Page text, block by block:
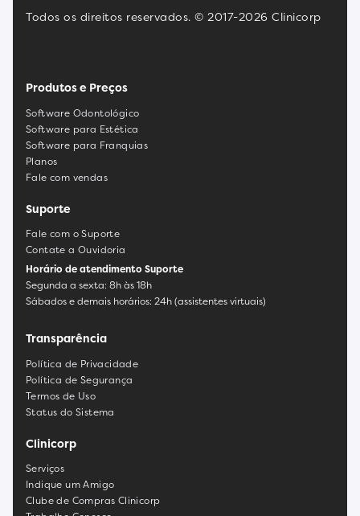
Todos os direitos reservados. © 2017-2026 Clinicorp
Produtos e Preços
Software Odontológico
Software para Estética
Software para Franquias
Planos
Fale com vendas
Suporte
Fale com o Suporte
Contate a Ouvidoria
Horário de atendimento Suporte
Segunda a sexta: 8h às 18h
Sábados e demais horários: 24h (assistentes virtuais)
Transparência
Política de Privacidade
Política de Segurança
Termos de Uso
Status do Sistema
Clinicorp
Serviços
Indique um Amigo
Clube de Compras Clinicorp